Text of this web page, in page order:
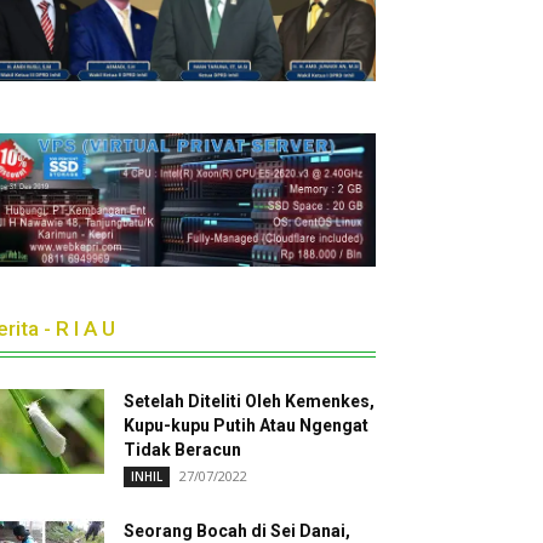
- R I A U
Setelah Diteliti Oleh Kemenkes,
Kupu-kupu Putih Atau Ngengat
Tidak Beracun
INHIL 27/07/2022
Seorang Bocah di Sei Danai,